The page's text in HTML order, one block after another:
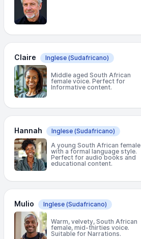
Claire Inglese (Sudafricano)
Middle aged South African
female voice. Perfect for
Informative content.
Hannah Inglese (Sudafricano)
A young South African female
with a formal language style.
Perfect for audio books and
educational content.
Mulio Inglese (Sudafricano)
Warm, velvety, South African
female, mid-thirties voice.
Suitable for Narrations.